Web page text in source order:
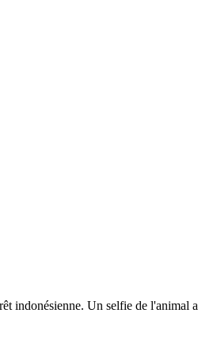
indonésienne. Un selfie de l'animal a